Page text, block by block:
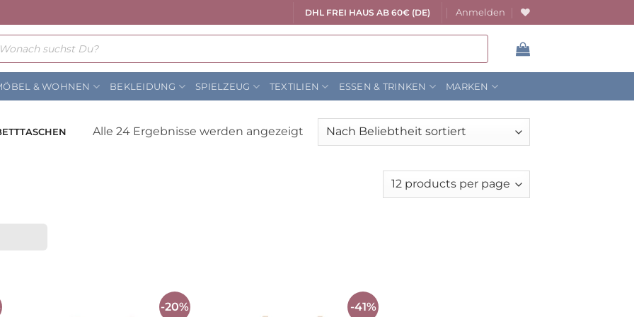
DHL FREI HAUS AB 60€ (DE) Anmelden
& WOHNEN BEKLEIDUNG SPIELZEUG TEXTILIEN ESSEN & TRINKEN MARKEN
Alle 24 Ergebnisse werden angezeigtNach
Beliebtheit
-20% -41%